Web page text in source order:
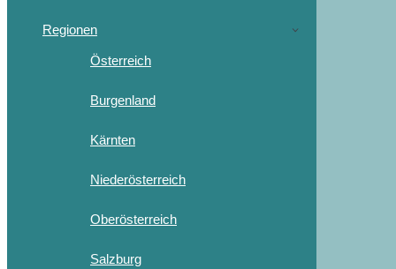
Regionen
Österreich
Burgenland
Kärnten
Niederösterreich
Oberösterreich
Salzburg